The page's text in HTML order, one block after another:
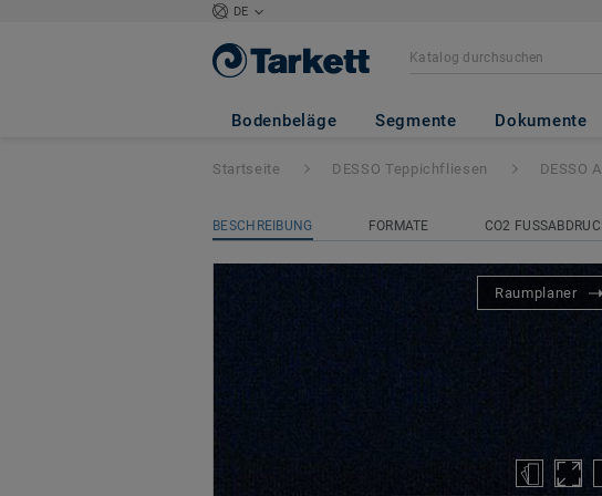
DE
Bodenbeläge Segmente Dokumente
DESSO AirMaster
50x50
Startseite DESSO Teppichfliesen DESSO
BESCHREIBUNG FORMATE CO2
Raumplaner